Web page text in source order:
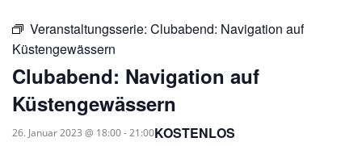
Veranstaltungsserie: Clubabend: Navigation auf
Küstengewässern
Clubabend: Navigation auf
Küstengewässern
26. Januar 2023 @ 18:00-21:00KOSTENLOS